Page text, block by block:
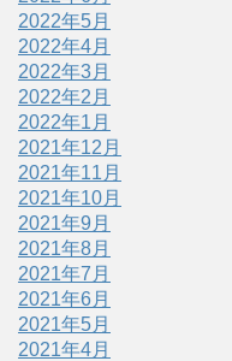
2022年5月
2022年4月
2022年3月
2022年2月
2022年1月
2021年12月
2021年11月
2021年10月
2021年9月
2021年8月
2021年7月
2021年6月
2021年5月
2021年4月